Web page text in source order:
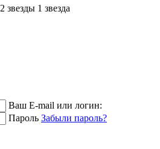
2 звeзды 1 звeзда
Ваш E-mail или логин:
Пароль Забыли пароль?